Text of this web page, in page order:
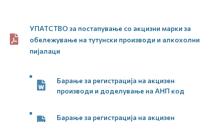
Е-Царина
Медиа центар
УПАТСТВО за постапување со акцизни марки за
обележување на тутунски производи и алкохолни
пијалаци
Барање за регистрација на акцизен
производи и доделување на АНП код
Барање за регистрација на акцизен